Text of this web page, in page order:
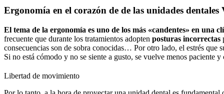
Ergonomía en el corazón de de las unidades
El tema de la ergonomía es uno de los más «candentes» en una
frecuente que durante los tratamientos adopten posturas incorrectas
consecuencias son de sobra conocidas… Por otro lado, el estrés que
Si no está cómodo y no se siente a gusto, se vuelve menos paciente
Libertad de movimiento